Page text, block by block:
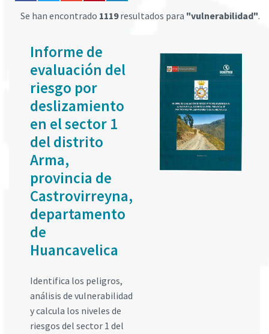
Se han encontrado 1119resultados para "vulnerabilidad".
Informe de
evaluación del
riesgo por
deslizamiento
en el sector 1
del distrito
Arma,
provincia de
Castrovirreyna,
departamento
de
Huancavelica
Identifica los peligros,
análisis de vulnerabilidad
y calcula los niveles de
riesgos del sector 1 del